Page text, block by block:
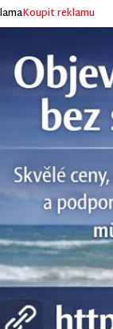
Koupit reklamu